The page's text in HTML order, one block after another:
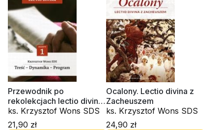
Przewodnik po
rekolekcjach lectio divina.
Treść - Dynamika -
Program. Zeszyt 1
ks. Krzysztof Wons SDS
21,90 zł
Ocalony. Lectio divina z
Zacheuszem
ks. Krzysztof Wons SDS
24,90 zł